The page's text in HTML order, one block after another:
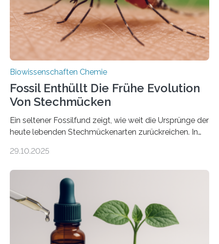
mit scheibenförmiger Gestalt. Was auffällig ist: Die
nächsten…
Biowissenschaften Chemie
Fossil Enthüllt Die Frühe Evolution
Von Stechmücken
Ein seltener Fossilfund zeigt, wie weit die Ursprünge der
heute lebenden Stechmückenarten zurückreichen. In
Forschende die bisher älteste bekannte Stechmücken-
Region Kachin in Myanmar und hat sich in
ausgezeichnetem Zustand erhalten. Es konnte als neue
Art einer neuen Gattung beschrieben werden und trägt
nun den Namen Cretosabethes primaevus. Dieser erste
fossile Nachweis einer Stechmückenlarve in Bernstein
stellt gleichzeitig den ersten Fossilfund einer
29.10.2025